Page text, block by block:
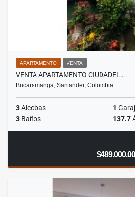
APARTAMENTO VENTA
VENTA APARTAMENTO CIUDADEL…
Bucaramanga, Santander, Colombia
3Alcobas 1
3 Baños 137.7